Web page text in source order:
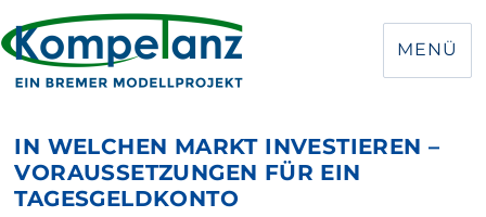
MENÜ
IN WELCHEN MARKT INVESTIEREN –
VORAUSSETZUNGEN FÜR EIN
TAGESGELDKONTO